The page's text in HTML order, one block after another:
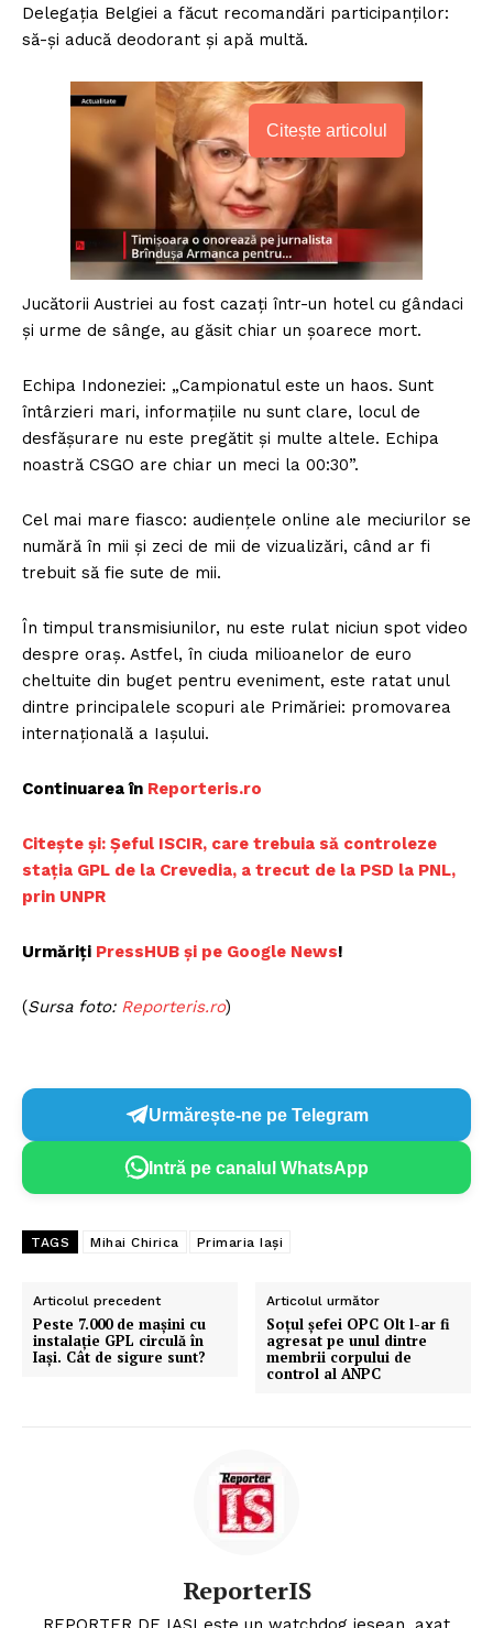
Delegația Belgiei a făcut recomandări participanților:
să-și aducă deodorant și apă multă.
Citește articolul
Jucătorii Austriei au fost cazați într-un hotel cu gândaci
și urme de sânge, au găsit chiar un șoarece mort.
Echipa Indoneziei: „Campionatul este un haos. Sunt
întârzieri mari, informațiile nu sunt clare, locul de
desfășurare nu este pregătit și multe altele. Echipa
noastră CSGO are chiar un meci la 00:30”.
Cel mai mare fiasco: audiențele online ale meciurilor se
numără în mii și zeci de mii de vizualizări, când ar fi
trebuit să fie sute de mii.
În timpul transmisiunilor, nu este rulat niciun spot video
despre oraș. Astfel, în ciuda milioanelor de euro
cheltuite din buget pentru eveniment, este ratat unul
dintre principalele scopuri ale Primăriei: promovarea
internațională a Iașului.
Continuarea în Reporteris.ro
Citește și: Șeful ISCIR, care trebuia să controleze
stația GPL de la Crevedia, a trecut de la PSD la PNL,
prin UNPR
Urmăriți PressHUB și pe Google News!
(Sursa foto: Reporteris.ro)
Urmărește-ne pe Telegram
Intră pe canalul WhatsApp
TAGS Mihai Chirica Primaria Iași
Articolul precedent
Peste 7.000 de mașini cu
instalație GPL circulă în
Iaşi. Cât de sigure sunt?
Articolul următor
Soţul şefei OPC Olt l-ar fi
agresat pe unul dintre
membrii corpului de
control al ANPC
ReporterIS